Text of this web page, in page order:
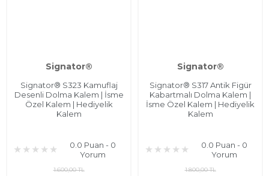
Signator®
Signator® S323 Kamuflaj
Desenli Dolma Kalem | İsme
Özel Kalem | Hediyelik
Kalem
0.0 Puan - 0
Yorum
1.600,00 TL
Signator®
Signator® S317 Antik Figür
Kabartmalı Dolma Kalem |
İsme Özel Kalem | Hediyelik
Kalem
0.0 Puan - 0
Yorum
1.800,00 TL